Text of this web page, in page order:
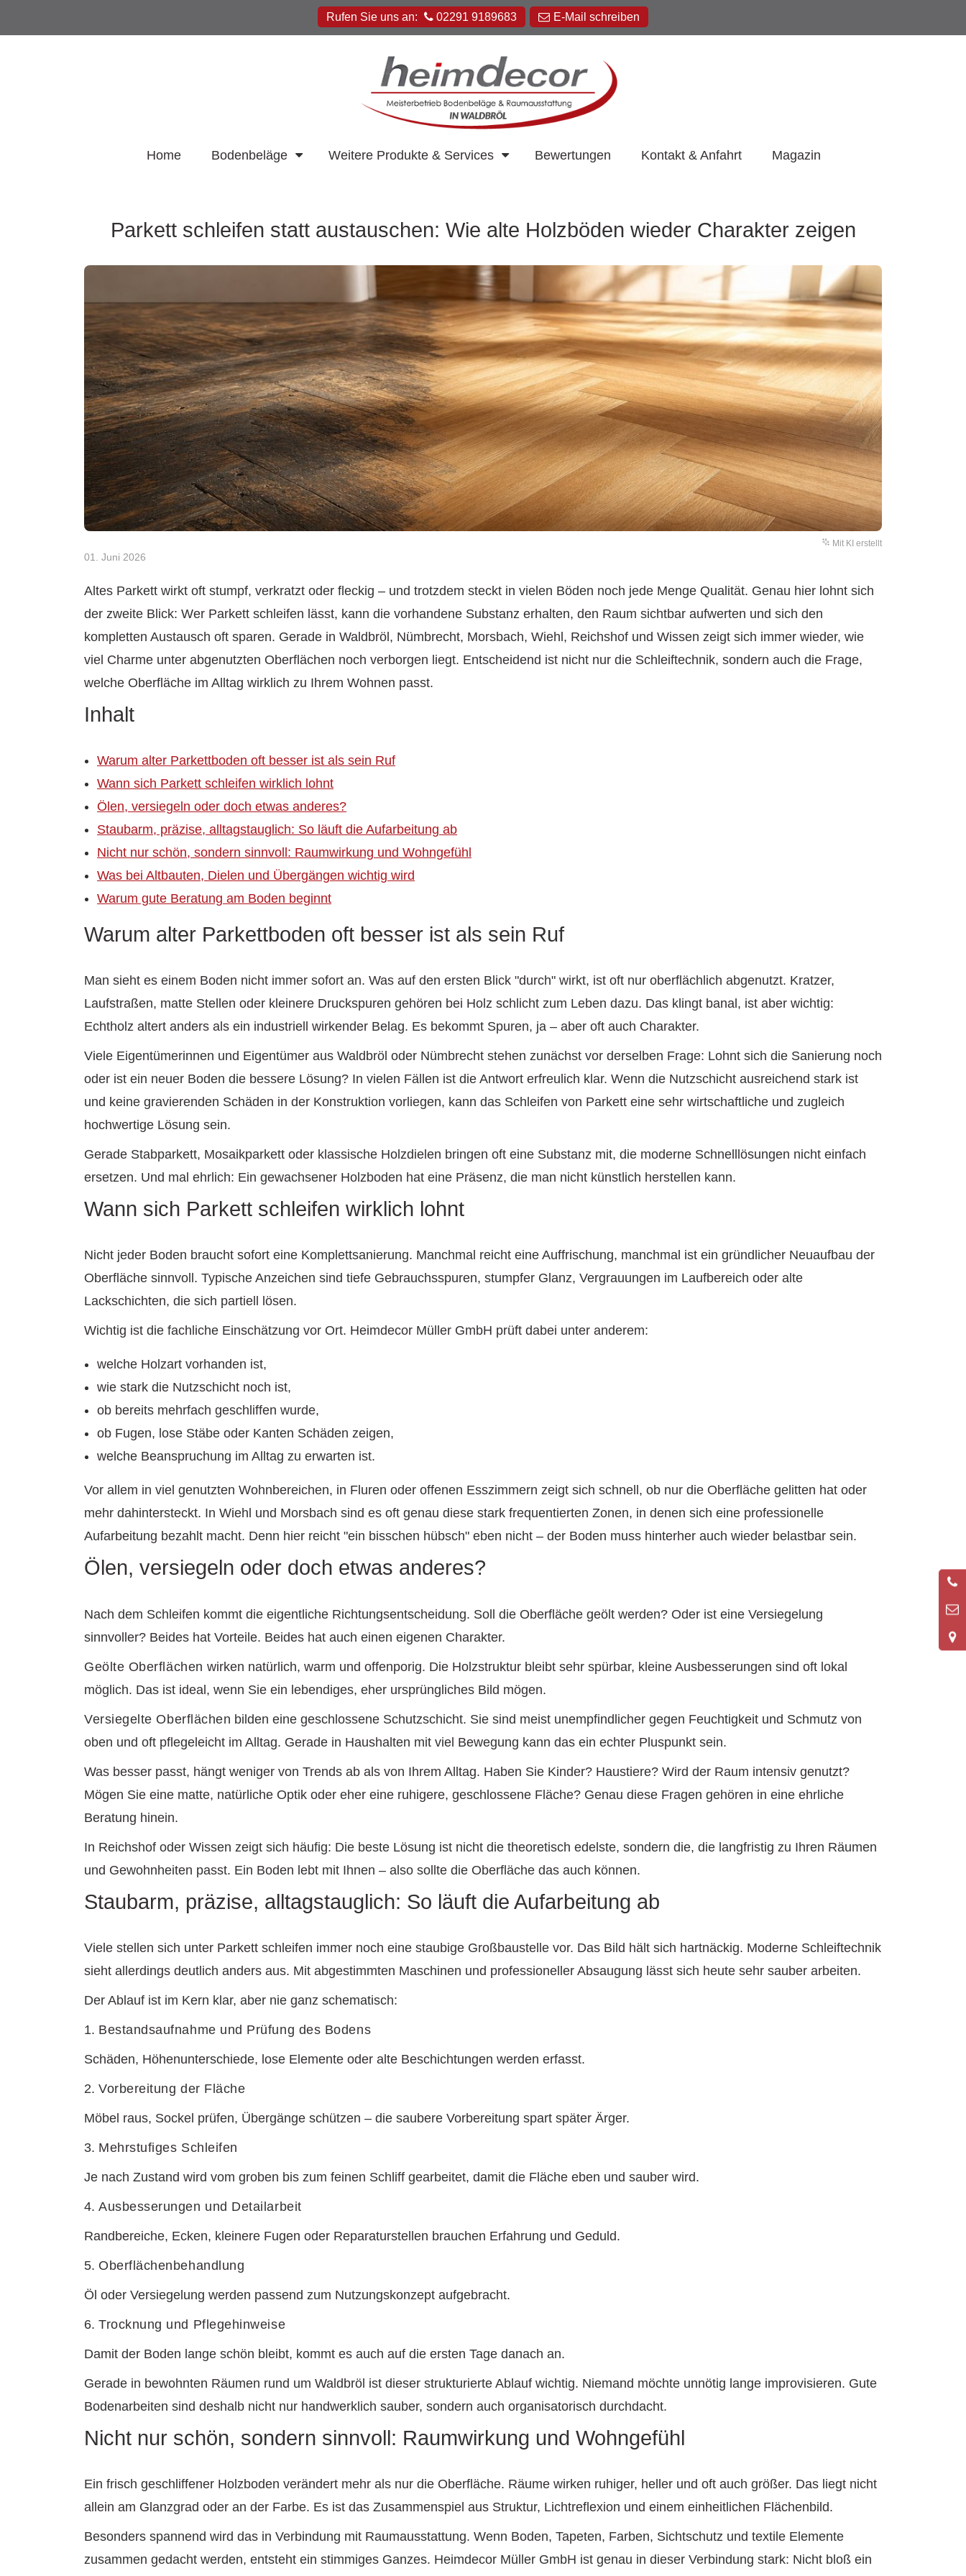
Rufen Sie uns an: 02291 9189683 E-Mail schreiben
Müller
Home Bodenbeläge Weitere Produkte & Services Bewertungen Kontakt & Anfahrt Magazin
Parkett schleifen statt austauschen: Wie alte Holzböden wieder Charakter zeigen
Mit KI erstellt
01. Juni 2026
Altes Parkett wirkt oft stumpf, verkratzt oder fleckig – und trotzdem steckt in vielen Böden noch jede Menge Qualität. Genau hier lohnt sich
der zweite Blick: Wer Parkett schleifen lässt, kann die vorhandene Substanz erhalten, den Raum sichtbar aufwerten und sich den
kompletten Austausch oft sparen. Gerade in Waldbröl, Nümbrecht, Morsbach, Wiehl, Reichshof und Wissen zeigt sich immer wieder, wie
viel Charme unter abgenutzten Oberflächen noch verborgen liegt. Entscheidend ist nicht nur die Schleiftechnik, sondern auch die Frage,
welche Oberfläche im Alltag wirklich zu Ihrem Wohnen passt.
Inhalt
Warum alter Parkettboden oft besser ist als sein Ruf
Wann sich Parkett schleifen wirklich lohnt
Ölen, versiegeln oder doch etwas anderes?
Staubarm, präzise, alltagstauglich: So läuft die Aufarbeitung ab
Nicht nur schön, sondern sinnvoll: Raumwirkung und Wohngefühl
Was bei Altbauten, Dielen und Übergängen wichtig wird
Warum gute Beratung am Boden beginnt
Warum alter Parkettboden oft besser ist als sein Ruf
Man sieht es einem Boden nicht immer sofort an. Was auf den ersten Blick "durch" wirkt, ist oft nur oberflächlich abgenutzt. Kratzer,
Laufstraßen, matte Stellen oder kleinere Druckspuren gehören bei Holz schlicht zum Leben dazu. Das klingt banal, ist aber wichtig:
Echtholz altert anders als ein industriell wirkender Belag. Es bekommt Spuren, ja – aber oft auch Charakter.
Viele Eigentümerinnen und Eigentümer aus Waldbröl oder Nümbrecht stehen zunächst vor derselben Frage: Lohnt sich die Sanierung noch
oder ist ein neuer Boden die bessere Lösung? In vielen Fällen ist die Antwort erfreulich klar. Wenn die Nutzschicht ausreichend stark ist
und keine gravierenden Schäden in der Konstruktion vorliegen, kann das Schleifen von Parkett eine sehr wirtschaftliche und zugleich
hochwertige Lösung sein.
Gerade Stabparkett, Mosaikparkett oder klassische Holzdielen bringen oft eine Substanz mit, die moderne Schnelllösungen nicht einfach
ersetzen. Und mal ehrlich: Ein gewachsener Holzboden hat eine Präsenz, die man nicht künstlich herstellen kann.
Wann sich Parkett schleifen wirklich lohnt
Nicht jeder Boden braucht sofort eine Komplettsanierung. Manchmal reicht eine Auffrischung, manchmal ist ein gründlicher Neuaufbau der
Oberfläche sinnvoll. Typische Anzeichen sind tiefe Gebrauchsspuren, stumpfer Glanz, Vergrauungen im Laufbereich oder alte
Lackschichten, die sich partiell lösen.
Wichtig ist die fachliche Einschätzung vor Ort. Heimdecor Müller GmbH prüft dabei unter anderem:
welche Holzart vorhanden ist,
wie stark die Nutzschicht noch ist,
ob bereits mehrfach geschliffen wurde,
ob Fugen, lose Stäbe oder Kanten Schäden zeigen,
welche Beanspruchung im Alltag zu erwarten ist.
Vor allem in viel genutzten Wohnbereichen, in Fluren oder offenen Esszimmern zeigt sich schnell, ob nur die Oberfläche gelitten hat oder
mehr dahintersteckt. In Wiehl und Morsbach sind es oft genau diese stark frequentierten Zonen, in denen sich eine professionelle
Aufarbeitung bezahlt macht. Denn hier reicht "ein bisschen hübsch" eben nicht – der Boden muss hinterher auch wieder belastbar sein.
Ölen, versiegeln oder doch etwas anderes?
Nach dem Schleifen kommt die eigentliche Richtungsentscheidung. Soll die Oberfläche geölt werden? Oder ist eine Versiegelung
sinnvoller? Beides hat Vorteile. Beides hat auch einen eigenen Charakter.
Geölte Oberflächen wirken natürlich, warm und offenporig. Die Holzstruktur bleibt sehr spürbar, kleine Ausbesserungen sind oft lokal
möglich. Das ist ideal, wenn Sie ein lebendiges, eher ursprüngliches Bild mögen.
Versiegelte Oberflächen bilden eine geschlossene Schutzschicht. Sie sind meist unempfindlicher gegen Feuchtigkeit und Schmutz von
oben und oft pflegeleicht im Alltag. Gerade in Haushalten mit viel Bewegung kann das ein echter Pluspunkt sein.
Was besser passt, hängt weniger von Trends ab als von Ihrem Alltag. Haben Sie Kinder? Haustiere? Wird der Raum intensiv genutzt?
Mögen Sie eine matte, natürliche Optik oder eher eine ruhigere, geschlossene Fläche? Genau diese Fragen gehören in eine ehrliche
Beratung hinein.
In Reichshof oder Wissen zeigt sich häufig: Die beste Lösung ist nicht die theoretisch edelste, sondern die, die langfristig zu Ihren Räumen
und Gewohnheiten passt. Ein Boden lebt mit Ihnen – also sollte die Oberfläche das auch können.
Staubarm, präzise, alltagstauglich: So läuft die Aufarbeitung ab
Viele stellen sich unter Parkett schleifen immer noch eine staubige Großbaustelle vor. Das Bild hält sich hartnäckig. Moderne Schleiftechnik
sieht allerdings deutlich anders aus. Mit abgestimmten Maschinen und professioneller Absaugung lässt sich heute sehr sauber arbeiten.
Der Ablauf ist im Kern klar, aber nie ganz schematisch:
1. Bestandsaufnahme und Prüfung des Bodens
Schäden, Höhenunterschiede, lose Elemente oder alte Beschichtungen werden erfasst.
2. Vorbereitung der Fläche
Möbel raus, Sockel prüfen, Übergänge schützen – die saubere Vorbereitung spart später Ärger.
3. Mehrstufiges Schleifen
Je nach Zustand wird vom groben bis zum feinen Schliff gearbeitet, damit die Fläche eben und sauber wird.
4. Ausbesserungen und Detailarbeit
Randbereiche, Ecken, kleinere Fugen oder Reparaturstellen brauchen Erfahrung und Geduld.
5. Oberflächenbehandlung
Öl oder Versiegelung werden passend zum Nutzungskonzept aufgebracht.
6. Trocknung und Pflegehinweise
Damit der Boden lange schön bleibt, kommt es auch auf die ersten Tage danach an.
Gerade in bewohnten Räumen rund um Waldbröl ist dieser strukturierte Ablauf wichtig. Niemand möchte unnötig lange improvisieren. Gute
Bodenarbeiten sind deshalb nicht nur handwerklich sauber, sondern auch organisatorisch durchdacht.
Nicht nur schön, sondern sinnvoll: Raumwirkung und Wohngefühl
Ein frisch geschliffener Holzboden verändert mehr als nur die Oberfläche. Räume wirken ruhiger, heller und oft auch größer. Das liegt nicht
allein am Glanzgrad oder an der Farbe. Es ist das Zusammenspiel aus Struktur, Lichtreflexion und einem einheitlichen Flächenbild.
Besonders spannend wird das in Verbindung mit Raumausstattung. Wenn Boden, Tapeten, Farben, Sichtschutz und textile Elemente
zusammen gedacht werden, entsteht ein stimmiges Ganzes. Heimdecor Müller GmbH ist genau in dieser Verbindung stark: Nicht bloß ein